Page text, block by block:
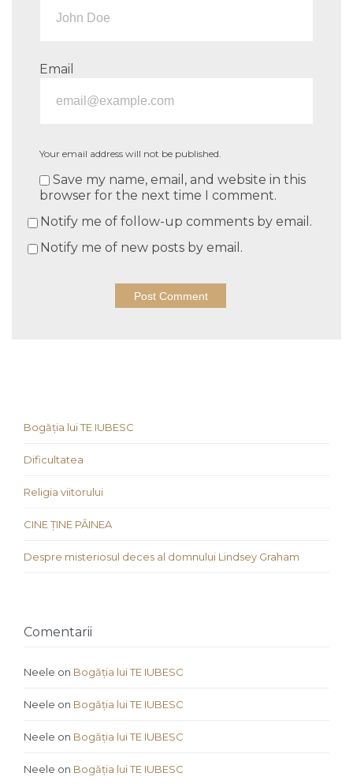
Email
Your email address will not be published.
Save my name, email, and website in this
browser for the next time I comment.
Notify me of follow-up comments by email.
Notify me of new posts by email.
Bogăția lui TE IUBESC
Dificultatea
Religia viitorului
CINE ȚINE PÂINEA
Despre misteriosul deces al domnului Lindsey Graham
Comentarii
Neele on Bogăția lui TE IUBESC
Neele on Bogăția lui TE IUBESC
Neele on Bogăția lui TE IUBESC
Neele on Bogăția lui TE IUBESC